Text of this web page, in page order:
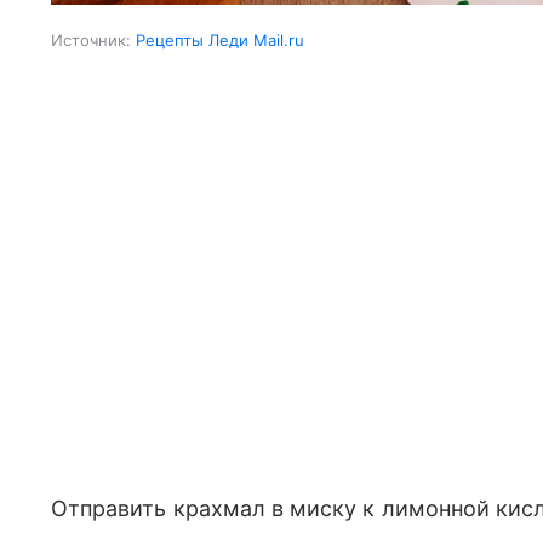
Источник: Рецепты Леди Mail.ru
Отправить крахмал в миску к лимонной